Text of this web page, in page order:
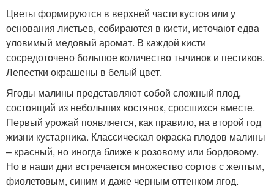
Цветы формируются в верхней части кустов или у
основания листьев, собираются в кисти, источают едва
уловимый медовый аромат. В каждой кисти
сосредоточено большое количество тычинок и пестиков.
Лепестки окрашены в белый цвет.
Ягоды малины представляют собой сложный плод,
состоящий из небольших костянок, сросшихся вместе.
Первый урожай появляется, как правило, на второй год
жизни кустарника. Классическая окраска плодов малины
– красный, но иногда ближе к розовому или бордовому.
Но в наши дни встречается множество сортов с желтым,
фиолетовым, синим и даже черным оттенком ягод.